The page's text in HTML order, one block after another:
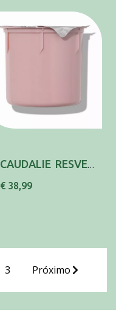
CAUDALIE RESVER-LIFT FIRM NOITE REC50ML
€ 38,99
3 Próximo